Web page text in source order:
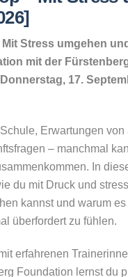
Stress umgehen
mit der
17.
Erwartungen von
– manchmal
In
du mit Druck und
kannst und warum
überfordert zu fühlen.
erfahrenen
Foundation lernst du